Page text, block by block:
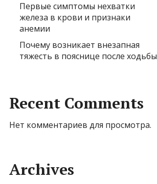
Первые симптомы нехватки
железа в крови и признаки
анемии
Почему возникает внезапная
тяжесть в пояснице после ходьбы
Recent Comments
Нет комментариев для просмотра.
Archives